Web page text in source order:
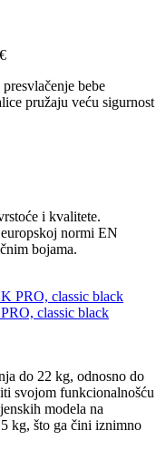
€
bebe
pružaju veću sigurnost
i kvalitete.
normi EN
bojama.
classic black
do 22 kg, odnosno do
svojom funkcionalnošću
modela na
kg, što ga čini iznimno